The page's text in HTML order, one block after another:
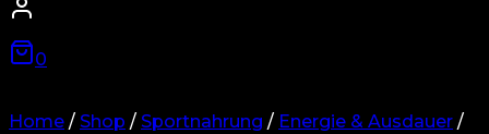
0
Home / Shop / Sportnahrung / Energie & Ausdauer /